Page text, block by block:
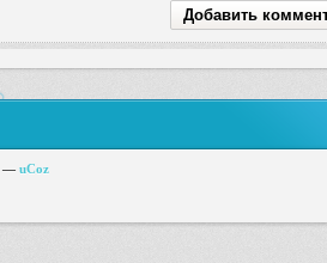
— uCoz